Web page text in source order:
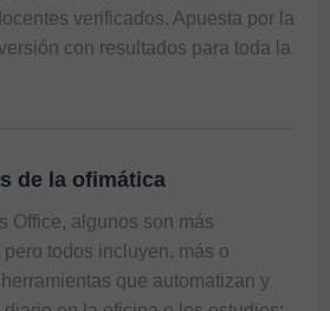
verificados. Apuesta por la
con resultados para toda la
de la ofimática
Office, algunos son más
todos incluyen, más o
que automatizan y